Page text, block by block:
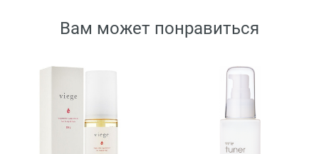
Вам может понравиться